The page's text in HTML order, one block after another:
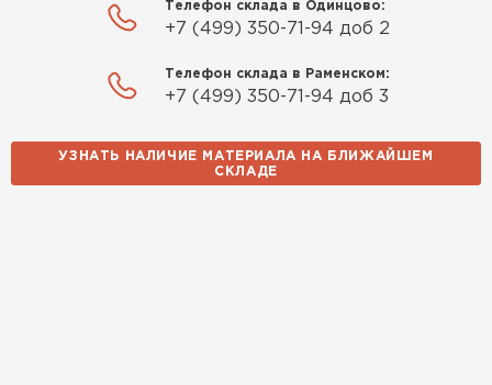
Телефон склада в Одинцово:
+7 (499) 350-71-94 доб 2
Телефон склада в Раменском:
+7 (499) 350-71-94 доб 3
УЗНАТЬ НАЛИЧИЕ МАТЕРИАЛА НА БЛИЖАЙШЕМ
СКЛАДЕ